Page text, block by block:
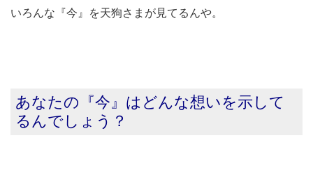
いろんな『今』を天狗さまが見てるんや。
あなたの『今』はどんな想いを示して
るんでしょう？